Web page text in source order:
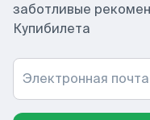
заботливые
Купибилета
Электронная почта